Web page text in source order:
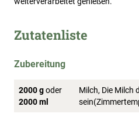
Zutatenliste
Zubereitung
2000 goder
2000 ml
Milch, Die Milch